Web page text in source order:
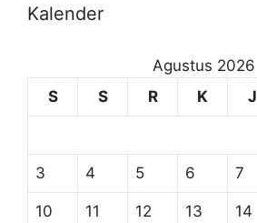
Kalender
Agustus 2026
S
S R K J
3 4 5 6 7
10 11 12 13 14